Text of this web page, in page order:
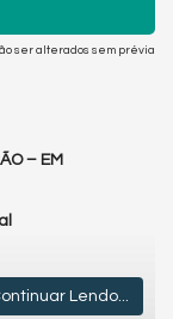
ser alterados sem prévia
– EM
Lendo...